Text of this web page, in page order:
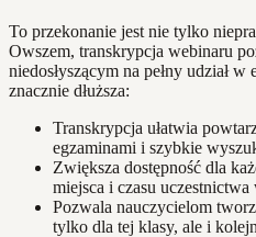
To przekonanie jest nie tylko
Owszem, transkrypcja webinaru
niedosłyszącym na pełny udział
znacznie dłuższa:
Transkrypcja ułatwia
egzaminami i szybkie
Zwiększa dostępność dla
miejsca i czasu
Pozwala nauczycielom
tylko dla tej klasy, ale i